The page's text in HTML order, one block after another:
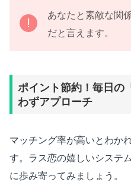
あなたと素敵な関
だと言えます。
ポイント節約！毎日の
わずアプローチ
マッチング率が高いとわか
す。ラス恋の嬉しいシステ
に歩み寄ってみましょう。